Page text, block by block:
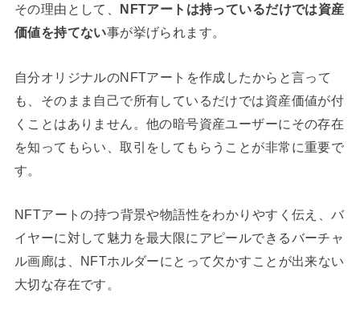
その理由として、 NFTアートは持っているだけでは資産
価値を持てない事が挙げられます。
自分オリジナルのNFTアートを作成したからと言って
も、そのまま自己で所有しているだけでは資産価値が付
くことはありません。他の暗号資産ユーザーにその存在
を知ってもらい、取引をしてもらうことが非常に重要で
す。
NFTアートの持つ背景や物語性をわかりやすく伝え、バ
イヤーに対して魅力を最大限にアピールできるバーチャ
ル画廊は、NFTホルダーにとって欠かすことが出来ない
大切な存在です。